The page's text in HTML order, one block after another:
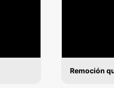
Remoción